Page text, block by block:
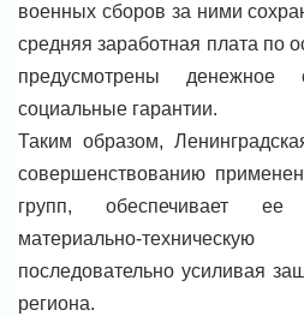
военных сборов за ними
средняя заработная плата по
предусмотрены
социальные гарантии.
Таким образом,
совершенствованию
групп, обеспечивает ее
материально-
последовательно усиливая
региона.